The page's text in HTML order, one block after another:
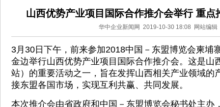
山西优势产业项目国际合作推介会举行 重点
华中企业新闻网 2019-10-30 18:08 网站编辑
3月30日下午，前来参加2018中国－东盟博览会柬埔
金边举行山西优势产业项目国际合作推介会。这是山
站）的重要活动之一，旨在发挥山西相关产业领域的
接东盟各国市场，实现互利共赢、共同发展。
本次推介会由省政府和中国－东盟博览会秘书处主办